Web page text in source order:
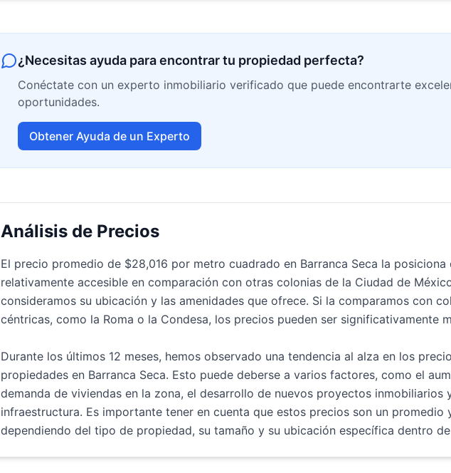
¿Necesitas ayuda para encontrar tu propiedad perfecta?
Conéctate con un experto inmobiliario verificado que puede encontrarte
oportunidades.
Obtener Ayuda de un Experto
Análisis de Precios
El precio promedio de $28,016 por metro cuadrado en Barranca Seca la
relativamente accesible en comparación con otras colonias de la Ciudad de
consideramos su ubicación y las amenidades que ofrece. Si la comparamos con
céntricas, como la Roma o la Condesa, los precios pueden ser significativamente
Durante los últimos 12 meses, hemos observado una tendencia al alza en los
propiedades en Barranca Seca. Esto puede deberse a varios factores, como el
demanda de viviendas en la zona, el desarrollo de nuevos proyectos inmobiliarios
infraestructura. Es importante tener en cuenta que estos precios son un promedio
dependiendo del tipo de propiedad, su tamaño y su ubicación específica dentro